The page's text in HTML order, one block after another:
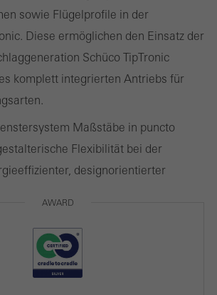
sowie Flügelprofile in der
Diese ermöglichen den Einsatz der
Schüco TipTronic
komplett integrierten Antriebs für
Maßstäbe in puncto
Flexibilität bei der
designorientierter
AWARD
Cookies
ansprechende Werbung für den einzelnen
Dabei werden auch Dienste von
die ihren Service eigenverantwortlich